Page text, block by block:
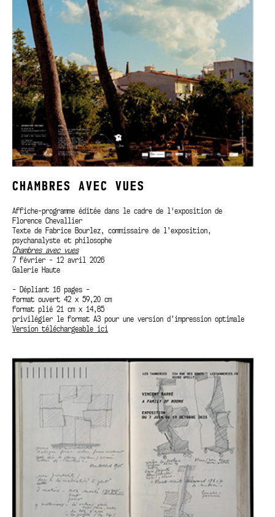
CHAMBRES AVEC VUES
Affiche-programme éditée dans le cadre de l'exposition de
Florence Chevallier
Texte de Fabrice Bourlez, commissaire de l’exposition,
psychanalyste et philosophe
Chambres avec vues
7 février - 12 avril 2026
Galerie Haute
- Dépliant 16 pages -
format ouvert 42 x 59,20 cm
format plié 21 cm x 14,85
privilégier le format A3 pour une version d’impression optimale
Version téléchargeable ici